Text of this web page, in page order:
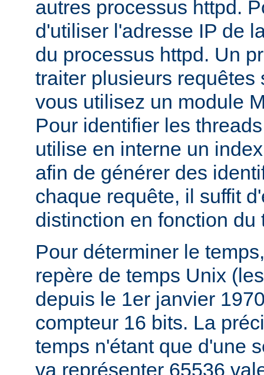
autres processus httpd.
d'utiliser l'adresse IP de
du processus httpd. Un
traiter plusieurs requêtes
vous utilisez un module
Pour identifier les
utilise en interne un
afin de générer des
chaque requête, il suffit
distinction en fonction du
Pour déterminer le
repère de temps Unix
depuis le 1er janvier
compteur 16 bits. La
temps n'étant que d'une
va représenter 65536